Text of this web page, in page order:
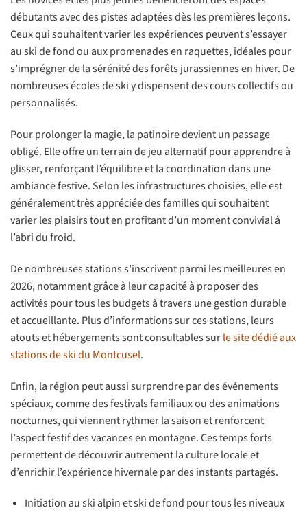
débutants avec des pistes adaptées dès les premières leçons.
Ceux qui souhaitent varier les expériences peuvent s’essayer
au ski de fond ou aux promenades en raquettes, idéales pour
s’imprégner de la sérénité des forêts jurassiennes en hiver. De
nombreuses écoles de ski y dispensent des cours collectifs ou
personnalisés.
Pour prolonger la magie, la patinoire devient un passage
obligé. Elle offre un terrain de jeu alternatif pour apprendre à
glisser, renforçant l’équilibre et la coordination dans une
ambiance festive. Selon les infrastructures choisies, elle est
généralement très appréciée des familles qui souhaitent
varier les plaisirs tout en profitant d’un moment convivial à
l’abri du froid.
De nombreuses stations s’inscrivent parmi les meilleures en
2026, notamment grâce à leur capacité à proposer des
activités pour tous les budgets à travers une gestion durable
et accueillante. Plus d’informations sur ces stations, leurs
atouts et hébergements sont consultables surle site dédié aux
stations de ski du Montcusel.
Enfin, la région peut aussi surprendre par des événements
spéciaux, comme des festivals familiaux ou des animations
nocturnes, qui viennent rythmer la saison et renforcent
l’aspect festif des vacances en montagne. Ces temps forts
permettent de découvrir autrement la culture locale et
d’enrichir l’expérience hivernale par des instants partagés.
Initiation au ski alpin et ski de fond pour tous les niveaux